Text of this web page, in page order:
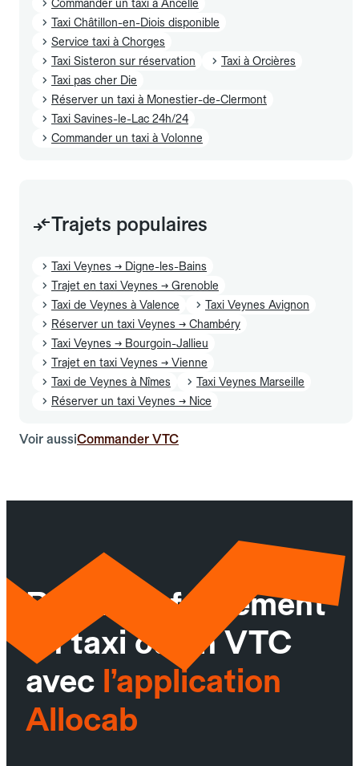
Commander un taxi à Ancelle
Taxi Châtillon-en-Diois disponible
Service taxi à Chorges
Taxi Sisteron sur réservation
Taxi à Orcières
Taxi pas cher Die
Réserver un taxi à Monestier-de-Clermont
Taxi Savines-le-Lac 24h/24
Commander un taxi à Volonne
Trajets populaires
Taxi Veynes → Digne-les-Bains
Trajet en taxi Veynes → Grenoble
Taxi de Veynes à Valence
Taxi Veynes Avignon
Réserver un taxi Veynes → Chambéry
Taxi Veynes → Bourgoin-Jallieu
Trajet en taxi Veynes → Vienne
Taxi de Veynes à Nîmes
Taxi Veynes Marseille
Réserver un taxi Veynes → Nice
Voir aussiCommander VTC
Réservez facilement
un taxi ou un VTC
avec l’application
Allocab